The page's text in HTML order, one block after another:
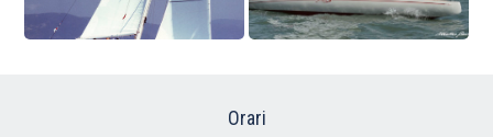
Orari